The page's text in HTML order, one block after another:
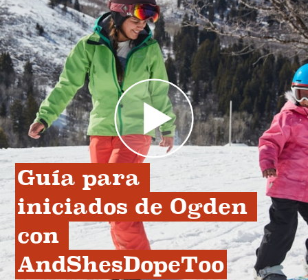
Guía para
iniciados de Ogden
con
AndShesDopeToo